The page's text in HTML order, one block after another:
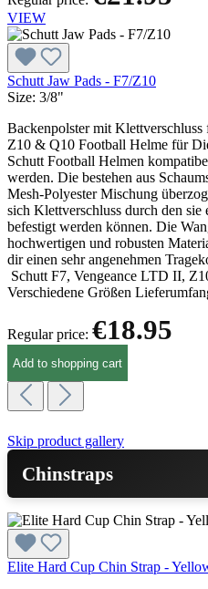
VIEW
Schutt Jaw Pads - F7/Z10
Size: 3/8"
Backenpolster mit
Z10 & Q10 Football Helme für
Schutt Football Helmen
werden. Die bestehen aus
Mesh-Polyester Mischung
sich Klettverschluss durch den
befestigt werden können. Die
hochwertigen und robusten
dir einen sehr angenehmen
Schutt F7, Vengeance LTD II,
Verschiedene Größen
Regular price: €18.95
Add to shopping cart
Skip product gallery
Chinstraps
Elite Hard Cup Chin Strap -